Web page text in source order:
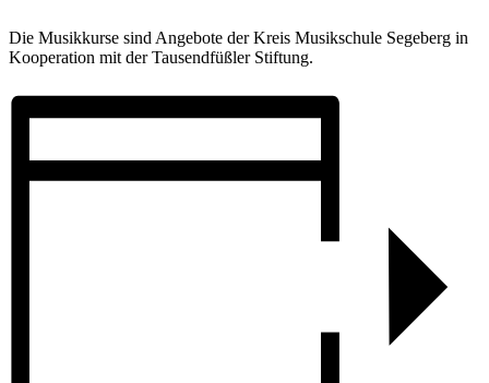
Die Musikkurse sind Angebote der Kreis Musikschule Segeberg in
Kooperation mit der Tausendfüßler Stiftung.